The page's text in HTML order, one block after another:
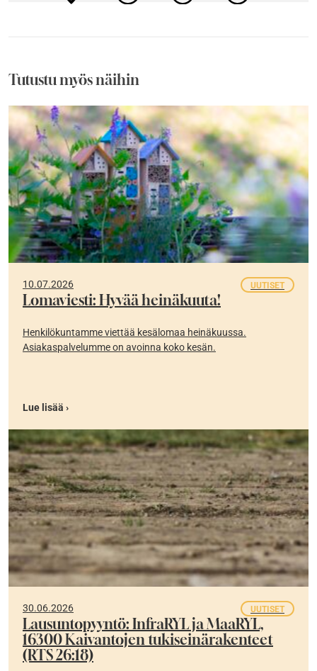
Tutustu myös näihin
10.07.2026 UUTISET
Lomaviesti: Hyvää heinäkuuta!
Henkilökuntamme viettää kesälomaa heinäkuussa.
Asiakaspalvelumme on avoinna koko kesän.
Lue lisää ›
30.06.2026 UUTISET
Lausuntopyyntö: InfraRYL ja MaaRYL,
16300 Kaivantojen tukiseinärakenteet
(RTS 26:18)